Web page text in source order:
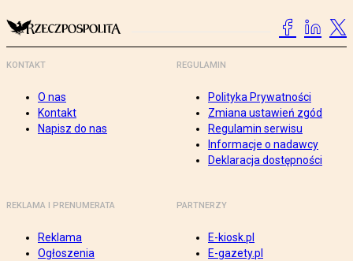
KONTAKT
O nas
Kontakt
Napisz do nas
REGULAMIN
Polityka Prywatności
Zmiana ustawień zgód
Regulamin serwisu
Informacje o nadawcy
Deklaracja dostępności
REKLAMA I PRENUMERATA
Reklama
Ogłoszenia
PARTNERZY
E-kiosk.pl
E-gazety.pl